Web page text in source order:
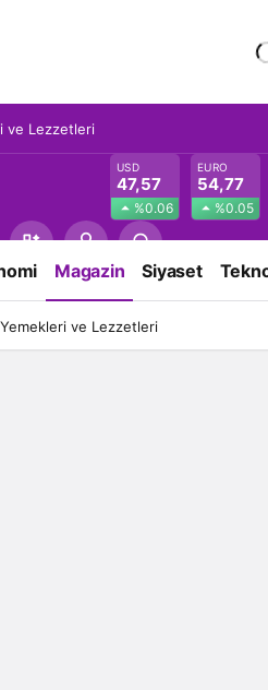
ve Lezzetleri
USD
47,57
%0.06
EURO
54,77
%0.05
Magazin Siyaset
ve Lezzetleri